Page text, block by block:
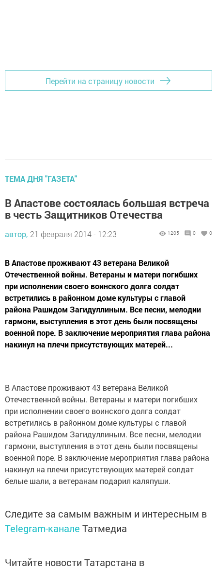
Перейти на страницу новости
ТЕМА ДНЯ "ГАЗЕТА"
В Апастове состоялась большая встреча
в честь Защитников Отечества
автор, 21 февраля 2014 - 12:23 1205 0 0
В Апастове проживают 43 ветерана Великой
Отечественной войны. Ветераны и матери погибших
при исполнении своего воинского долга солдат
встретились в районном доме культуры с главой
района Рашидом Загидуллиным. Все песни, мелодии
гармони, выступления в этот день были посвящены
военной поре. В заключение мероприятия глава района
накинул на плечи присутствующих матерей...
В Апастове проживают 43 ветерана Великой
Отечественной войны. Ветераны и матери погибших
при исполнении своего воинского долга солдат
встретились в районном доме культуры с главой
района Рашидом Загидуллиным. Все песни, мелодии
гармони, выступления в этот день были посвящены
военной поре. В заключение мероприятия глава района
накинул на плечи присутствующих матерей солдат
белые шали, а ветеранам подарил каляпуши.
Следите за самым важным и интересным в
Telegram-канале Татмедиа
Читайте новости Татарстана в